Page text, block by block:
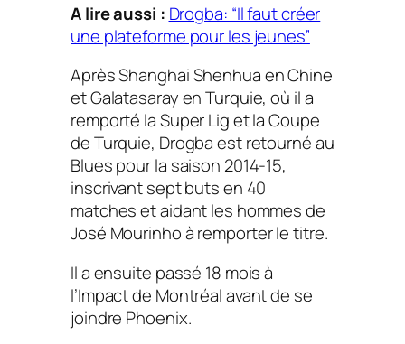
A lire aussi : Drogba: “Il faut créer
une plateforme pour les jeunes”
Après Shanghai Shenhua en Chine
et Galatasaray en Turquie, où il a
remporté la Super Lig et la Coupe
de Turquie, Drogba est retourné au
Blues pour la saison 2014-15,
inscrivant sept buts en 40
matches et aidant les hommes de
José Mourinho à remporter le titre.
Il a ensuite passé 18 mois à
l’Impact de Montréal avant de se
joindre Phoenix.